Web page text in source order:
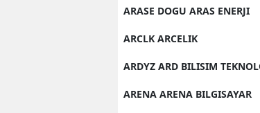
ARASE DOGU ARAS ENERJI
ARCLK ARCELIK
ARDYZ ARD BILISIM
ARENA ARENA BILGISAYAR